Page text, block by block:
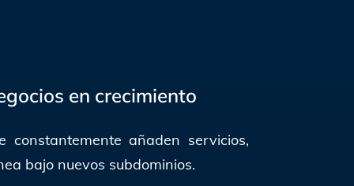
en crecimiento
constantemente añaden servicios,
bajo nuevos subdominios.